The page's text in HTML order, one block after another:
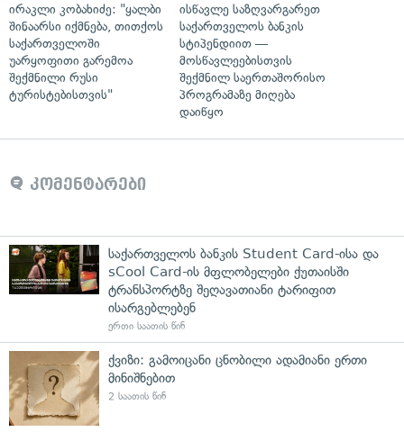
ირაკლი კობახიძე: "ყალბი
შინაარსი იქმნება, თითქოს
საქართველოში
უარყოფითი გარემოა
შექმნილი რუსი
ტურისტებისთვის"
ისწავლე საზღვარგარეთ
საქართველოს ბანკის
სტიპენდიით —
მოსწავლეებისთვის
შექმნილ საერთაშორისო
პროგრამაზე მიღება
დაიწყო
კომენტარები
საქართველოს ბანკის Student Card-ისა და
sCool Card-ის მფლობელები ქუთაისში
ტრანსპორტზე შეღავათიანი ტარიფით
ისარგებლებენ
ერთი საათის წინ
ქვიზი: გამოიცანი ცნობილი ადამიანი ერთი
მინიშნებით
2 საათის წინ